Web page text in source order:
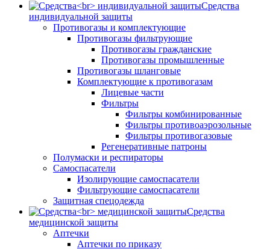
Средства
индивидуальной защиты
Противогазы и комплектующие
Противогазы фильтрующие
Противогазы гражданские
Противогазы промышленные
Противогазы шланговые
Комплектующие к противогазам
Лицевые части
Фильтры
Фильтры комбинированные
Фильтры противоаэрозольные
Фильтры противогазовые
Регенеративные патроны
Полумаски и респираторы
Самоспасатели
Изолирующие самоспасатели
Фильтрующие самоспасатели
Защитная спецодежда
Средства
медицинской защиты
Аптечки
Аптечки по приказу